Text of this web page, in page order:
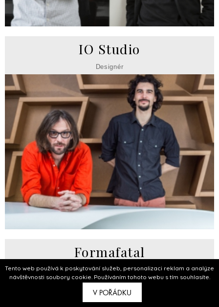
Tento web používá k poskytování služeb, personalizaci reklam a analýze
návštěvnosti soubory cookie. Používáním tohoto webu s tím souhlasíte.
V POŘÁDKU
IO Studio
Designér
Formafatal
Designér